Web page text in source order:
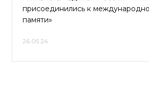
присоединились к
памяти»
26.05.24